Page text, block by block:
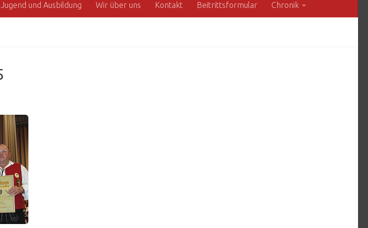
Jugend und Ausbildung Wir über uns Kontakt Beitrittsformular Chronik